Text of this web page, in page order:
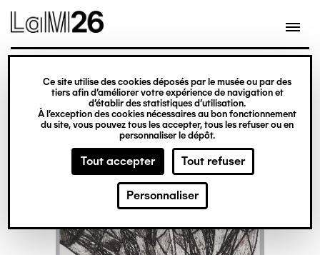
Gestion des cookies
Ce site utilise des cookies déposés par le musée ou par des
tiers afin d’améliorer votre expérience de navigation et
d’établir des statistiques d’utilisation.
À l’exception des cookies nécessaires au bon fonctionnement
du site, vous pouvez tous les accepter, tous les refuser ou en
personnaliser le dépôt.
Tout accepter Tout refuser
Personnaliser
contenu